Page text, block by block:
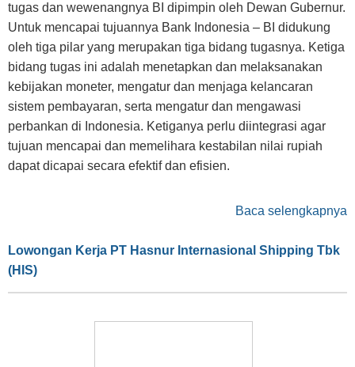
tugas dan wewenangnya BI dipimpin oleh Dewan Gubernur.
Untuk mencapai tujuannya Bank Indonesia – BI didukung
oleh tiga pilar yang merupakan tiga bidang tugasnya. Ketiga
bidang tugas ini adalah menetapkan dan melaksanakan
kebijakan moneter, mengatur dan menjaga kelancaran
sistem pembayaran, serta mengatur dan mengawasi
perbankan di Indonesia. Ketiganya perlu diintegrasi agar
tujuan mencapai dan memelihara kestabilan nilai rupiah
dapat dicapai secara efektif dan efisien.
Baca selengkapnya
Lowongan Kerja PT Hasnur Internasional Shipping Tbk
(HIS)